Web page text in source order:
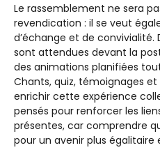
Le rassemblement ne sera
revendication : il se veut
d’échange et de convivialité.
sont attendues devant la
des animations planifiées
Chants, quiz, témoignages
enrichir cette expérience
pensés pour renforcer les
présentes, car comprendre
pour un avenir plus égalitaire